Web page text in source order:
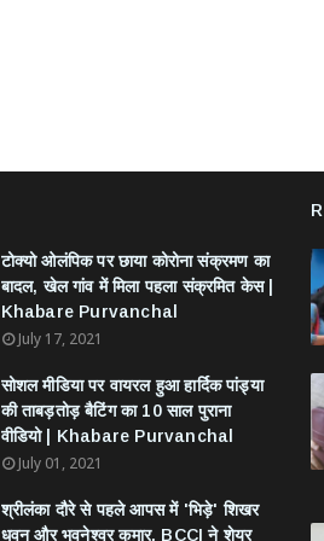
टोक्यो ओलंपिक पर छाया कोरोना संक्रमण का
बादल, खेल गांव में मिला पहला संक्रमित केस |
Khabare Purvanchal
July 17, 2021
सोशल मीडिया पर वायरल हुआ हार्दिक पांड्या
की ताबड़तोड़ बैटिंग का 10 साल पुराना
वीडियो | Khabare Purvanchal
July 01, 2021
श्रीलंका दौरे से पहले आपस में 'भिड़े' शिखर
धवन और भुवनेश्वर कुमार, BCCI ने शेयर